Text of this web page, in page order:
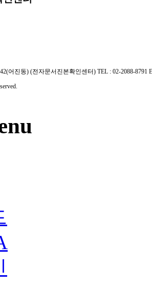
어진동) (전자문서진본확인센터) TEL : 02-2088-8791
reserved.